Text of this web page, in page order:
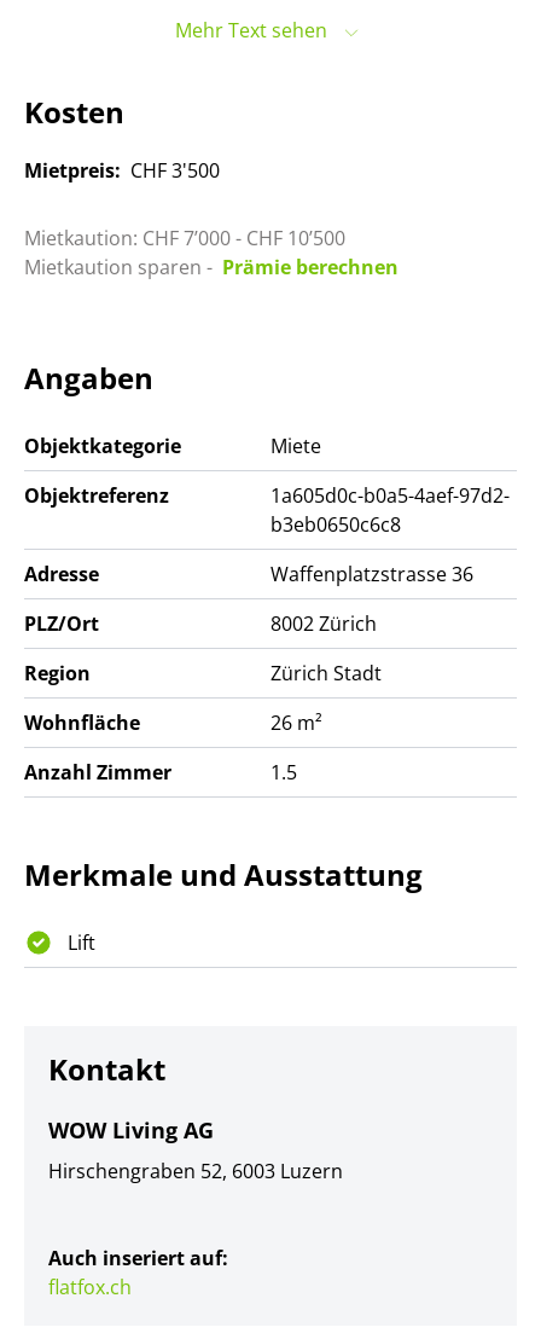
aus. Die stilvolle Einrichtung schafft ein elegantes und
unmittelbarer Nähe zu allen Annehmlichkeiten der
Stadt. Genießen Sie urbanes Wohnen auf höchstem
Niveau in dieser exklusiven Wohnung.
Mehr Text sehen
Kosten
Mietpreis: CHF 3'500
Mietkaution: CHF 7’000 - CHF 10’500
Mietkaution sparen - Prämie berechnen
Angaben
Objektkategorie
Miete
Objektreferenz
1a605d0c-b0a5-4aef-97d2-
b3eb0650c6c8
Adresse
Waffenplatzstrasse 36
PLZ/Ort
8002Zürich
Region
Zürich Stadt
Wohnfläche
26 m²
Anzahl Zimmer
1.5
Merkmale und Ausstattung
Lift
Kontakt
WOW Living AG
Hirschengraben 52, 6003 Luzern
Auch inseriert auf:
flatfox.ch